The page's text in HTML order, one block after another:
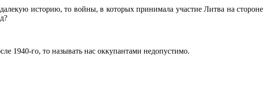
историю, то войны, в которых принимала участие Литва на стороне
1940-го, то называть нас оккупантами недопустимо.